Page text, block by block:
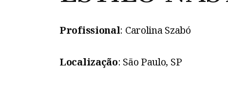
Profissional: Carolina Szabó
Localização: São Paulo, SP